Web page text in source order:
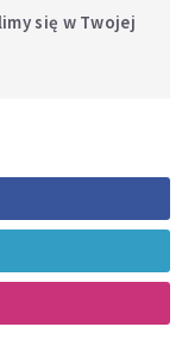
się w Twojej